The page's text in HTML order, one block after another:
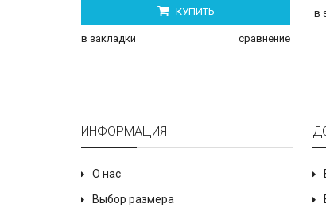
КУПИТЬ
в закладки сравнение
в
ИНФОРМАЦИЯ
О нас
Выбор размера